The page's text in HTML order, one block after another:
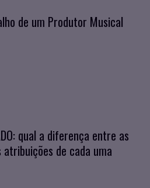
de um Produtor Musical
qual a diferença entre as
de cada uma